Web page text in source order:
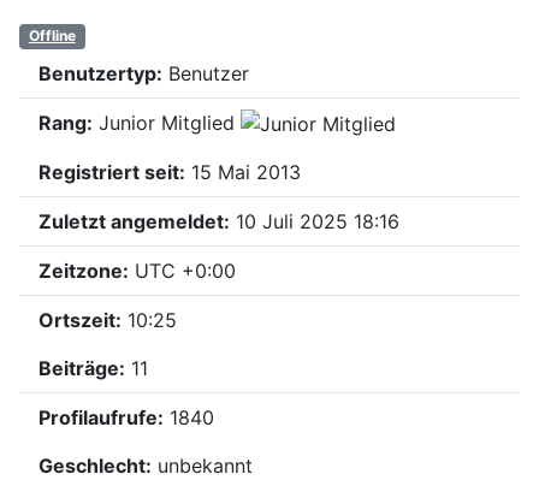
Offline
Benutzertyp: Benutzer
Rang: Junior Mitglied
Registriert seit: 15 Mai 2013
Zuletzt angemeldet: 10 Juli 2025 18:16
Zeitzone: UTC +0:00
Ortszeit: 10:25
Beiträge: 11
Profilaufrufe: 1840
Geschlecht: unbekannt